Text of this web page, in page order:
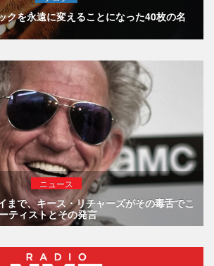
クを永遠に変えることになった40枚の名
ニュース
まで、キース・リチャーズがその毒舌でこ
ティストとその発言